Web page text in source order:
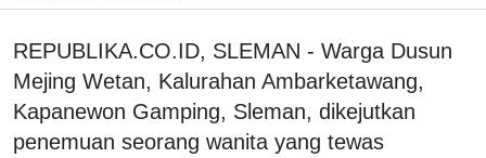
REPUBLIKA.CO.ID, SLEMAN - Warga Dusun
Mejing Wetan, Kalurahan Ambarketawang,
Kapanewon Gamping, Sleman, dikejutkan
penemuan seorang wanita yang tewas